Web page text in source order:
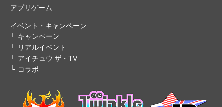
アプリゲーム
イベント・キャンペーン
キャンペーン
リアルイベント
アイチュウ ザ・TV
コラボ